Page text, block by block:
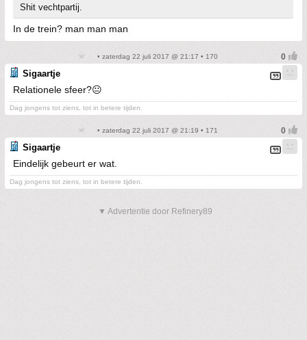
Shit vechtpartij.
In de trein? man man man
• zaterdag 22 juli 2017 @ 21:17 • 170
Sigaartje
Relationele sfeer?😐
Dag jongens tot ziens, tot in betere tijden.
• zaterdag 22 juli 2017 @ 21:19 • 171
Sigaartje
Eindelijk gebeurt er wat.
Dag jongens tot ziens, tot in betere tijden.
▼ Advertentie door Refinery89